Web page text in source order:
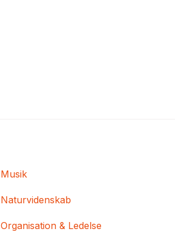
Musik
Naturvidenskab
Organisation & Ledelse